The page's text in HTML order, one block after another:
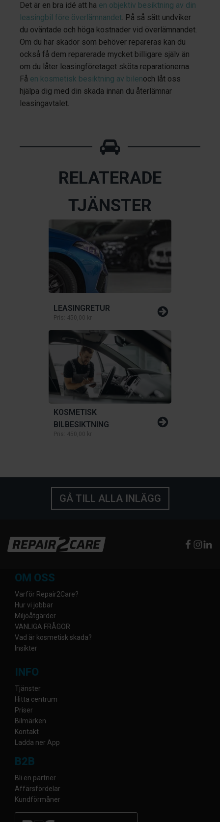
Det är en bra idé att ha en objektiv besiktning av din
leasingbil före överlämnandet. På så sätt undviker
du oväntade och höga kostnader vid överlämnandet.
Om du har skador som behöver repareras kan du
också få dem reparerade mycket billigare själv än
om du låter leasingföretaget sköta reparationerna.
Få en kosmetisk besiktning av bilenoch låt oss
hjälpa dig med din skada innan du återlämnar
leasingavtalet.
RELATERADE
TJÄNSTER
LEASINGRETUR
Pris: 450,00 kr
KOSMETISK
BILBESIKTNING
Pris: 450,00 kr
GÅ TILL ALLA INLÄGG
OM OSS
Varför Repair2Care?
Hur vi jobbar
Miljöåtgärder
VANLIGA FRÅGOR
Vad är kosmetisk skada?
Insikter
INFO
Tjänster
Hitta centrum
Priser
Bilmärken
Kontakt
Ladda ner App
B2B
Bli en partner
Affärsfördelar
Kundförmåner